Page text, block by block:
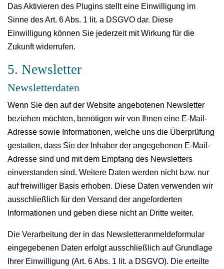
Das Aktivieren des Plugins stellt eine Einwilligung im
Sinne des Art. 6 Abs. 1 lit. a DSGVO dar. Diese
Einwilligung können Sie jederzeit mit Wirkung für die
Zukunft widerrufen.
5. Newsletter
Newsletterdaten
Wenn Sie den auf der Website angebotenen Newsletter
beziehen möchten, benötigen wir von Ihnen eine E-Mail-
Adresse sowie Informationen, welche uns die Überprüfung
gestatten, dass Sie der Inhaber der angegebenen E-Mail-
Adresse sind und mit dem Empfang des Newsletters
einverstanden sind. Weitere Daten werden nicht bzw. nur
auf freiwilliger Basis erhoben. Diese Daten verwenden wir
ausschließlich für den Versand der angeforderten
Informationen und geben diese nicht an Dritte weiter.
Die Verarbeitung der in das Newsletteranmeldeformular
eingegebenen Daten erfolgt ausschließlich auf Grundlage
Ihrer Einwilligung (Art. 6 Abs. 1 lit. a DSGVO). Die erteilte